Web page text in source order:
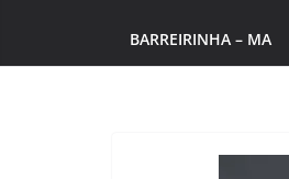
BARREIRINHA – MA